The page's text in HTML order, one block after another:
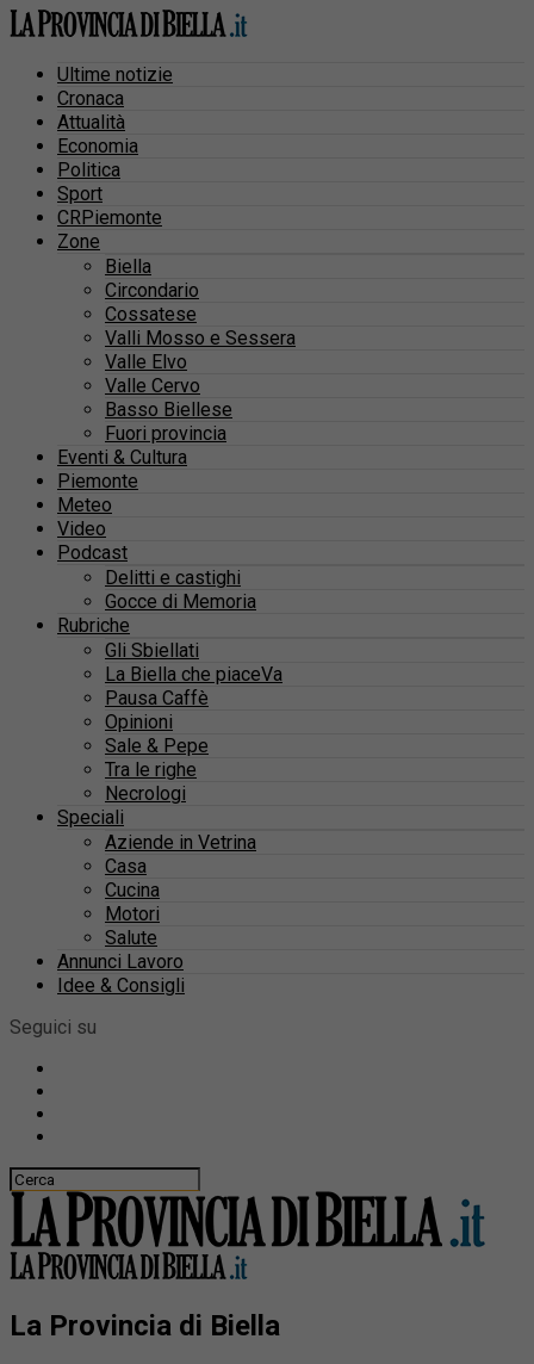
Ultime notizie
Cronaca
Attualità
Economia
Politica
Sport
CRPiemonte
Zone
Biella
Circondario
Cossatese
Valli Mosso e Sessera
Valle Elvo
Valle Cervo
Basso Biellese
Fuori provincia
Eventi & Cultura
Piemonte
Meteo
Video
Podcast
Delitti e castighi
Gocce di Memoria
Rubriche
Gli Sbiellati
La Biella che piaceVa
Pausa Caffè
Opinioni
Sale & Pepe
Tra le righe
Necrologi
Speciali
Aziende in Vetrina
Casa
Cucina
Motori
Salute
Annunci Lavoro
Idee & Consigli
Seguici su
La Provincia di Biella